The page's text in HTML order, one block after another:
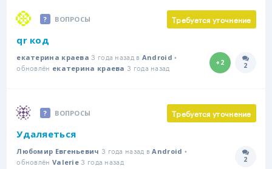
ВОПРОСЫ Требуется уточнение
qr код
екатерина краева 3 года назад в Android •
обновлён екатерина краева 3 года назад +2 2
ВОПРОСЫ Требуется уточнение
Удаляеться
Любомир Евгеньевич 3 года назад вAndroid •
обновлён Valerie 3 года назад 2